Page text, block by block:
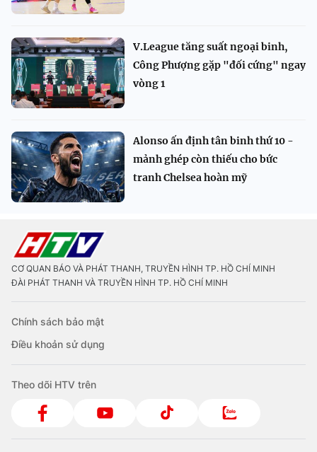
V.League tăng suất ngoại binh,
Công Phượng gặp "đối cứng" ngay
vòng 1
Alonso ấn định tân binh thứ 10 -
mảnh ghép còn thiếu cho bức
tranh Chelsea hoàn mỹ
CƠ QUAN BÁO VÀ PHÁT THANH, TRUYỀN HÌNH TP. HỒ CHÍ MINH
ĐÀI PHÁT THANH VÀ TRUYỀN HÌNH TP. HỒ CHÍ MINH
Chính sách bảo mật
Điều khoản sử dụng
Theo dõi HTV trên